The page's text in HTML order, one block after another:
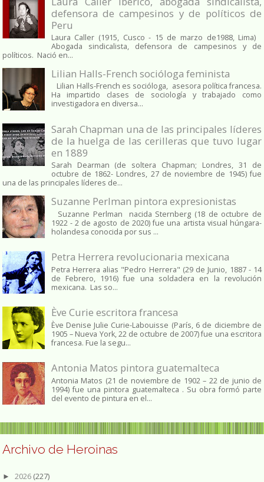
defensora de campesinos y de políticos de
Peru
Laura Caller (1915, Cusco - 15 de marzo de1988, Lima)
Abogada sindicalista, defensora de campesinos y de
políticos. Nació en...
Lilian Halls-French socióloga feminista
Lilian Halls-French es socióloga, asesora política francesa.
Ha impartido clases de sociología y trabajado como
investigadora en diversa...
Sarah Chapman una de las principales líderes
de la huelga de las cerilleras que tuvo lugar
en 1889
Sarah Dearman (de soltera Chapman; Londres, 31 de
octubre de 1862​- Londres, 27 de noviembre de 1945)​ fue
una de las principales líderes de...
Suzanne Perlman pintora expresionistas
Suzanne Perlman nacida Sternberg (18 de octubre de
1922 - 2 de agosto de 2020) fue una artista visual húngara-
holandesa conocida por sus ...
Petra Herrera revolucionaria mexicana
Petra Herrera alias "Pedro Herrera" (29 de Junio, 1887 - 14
de Febrero, 1916) fue una soldadera en la revolución
mexicana. Las so...
Ève Curie escritora francesa
Ève Denise Julie Curie-Labouisse (París, 6 de diciembre de
1905 – Nueva York, 22 de octubre de 2007) fue una escritora
francesa. Fue la segu...
Antonia Matos pintora guatemalteca
Antonia Matos (21 de noviembre de 1902 – 22 de junio de
1994) fue una pintora guatemalteca . Su obra formó parte
del evento de pintura en el...
Archivo de Heroinas
► 2026 (227)